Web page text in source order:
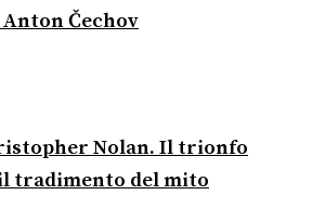
Anton Čechov
Nolan. Il trionfo
tradimento del mito